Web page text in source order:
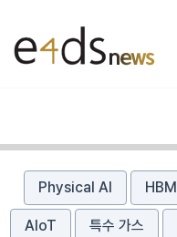
Physical AI HBM
AIoT 특수 가스